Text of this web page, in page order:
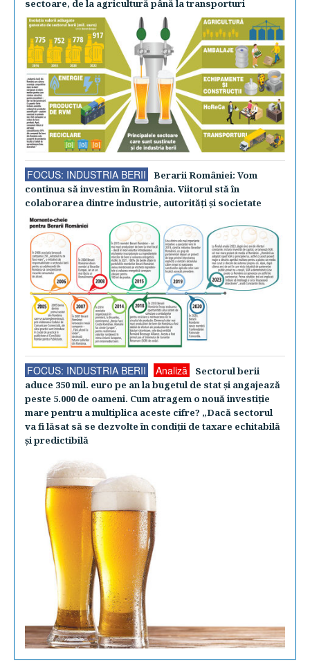
sectoare, de la agricultură până la transporturi
FOCUS: INDUSTRIA BERII
Berarii României: Vom
continua să investim în România. Viitorul stă în
colaborarea dintre industrie, autorităţi şi societate
FOCUS: INDUSTRIA BERII Analiză
Sectorul berii
aduce 350 mil. euro pe an la bugetul de stat şi angajează
peste 5.000 de oameni. Cum atragem o nouă investiţie
mare pentru a multiplica aceste cifre? „Dacă sectorul
va fi lăsat să se dezvolte în condiţii de taxare echitabilă
şi predictibilă